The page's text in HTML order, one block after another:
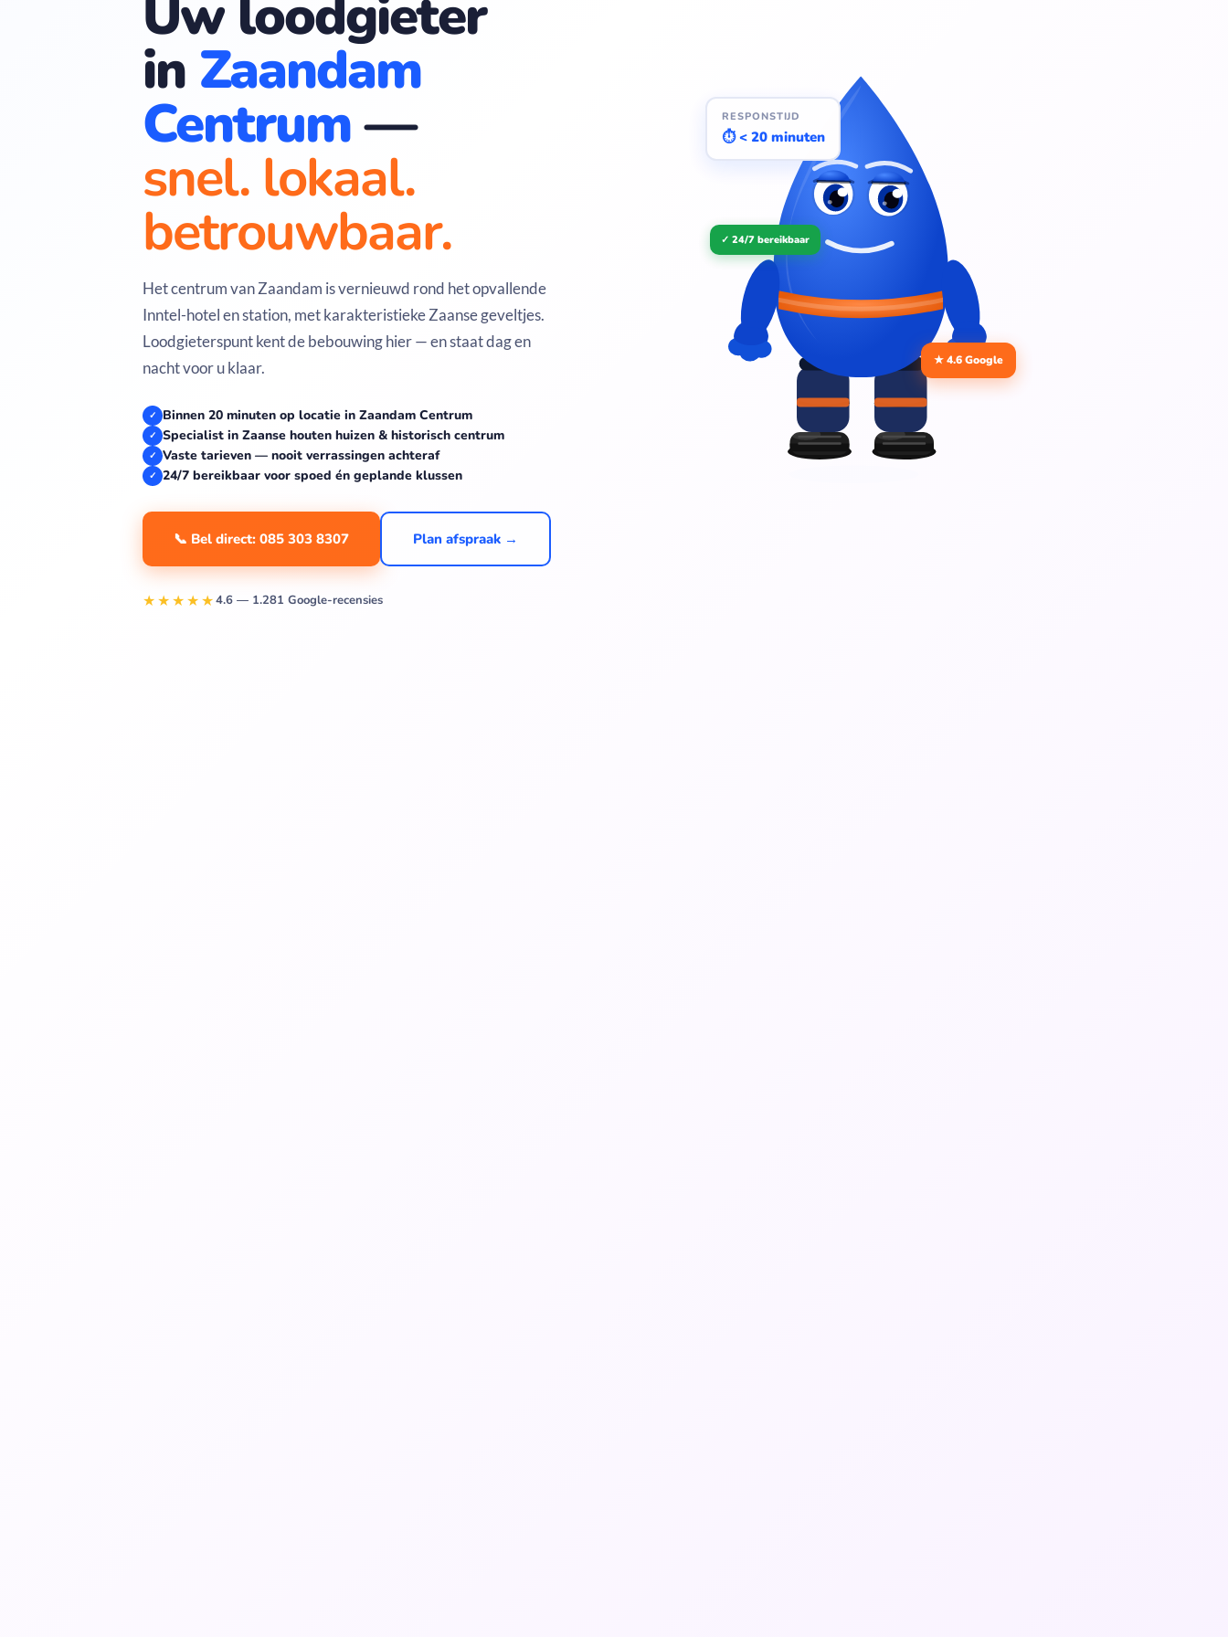
Uw loodgieter
in Zaandam
Centrum—
snel. lokaal.
betrouwbaar.
Het centrum van Zaandam is vernieuwd rond het opvallende
Inntel-hotel en station, met karakteristieke Zaanse geveltjes.
Loodgieterspunt kent de bebouwing hier — en staat dag en
nacht voor u klaar.
✓ Binnen 20 minuten op locatie in Zaandam Centrum
✓ Specialist in Zaanse houten huizen & historisch centrum
✓ Vaste tarieven — nooit verrassingen achteraf
✓ 24/7 bereikbaar voor spoed én geplande klussen
📞 Bel direct: 085 303 8307 Plan afspraak →
★★★★★4.6 — 1.281 Google-recensies
RESPONSTIJD
⏱ < 20 minuten
★ 4.6 Google
✓ 24/7 bereikbaar